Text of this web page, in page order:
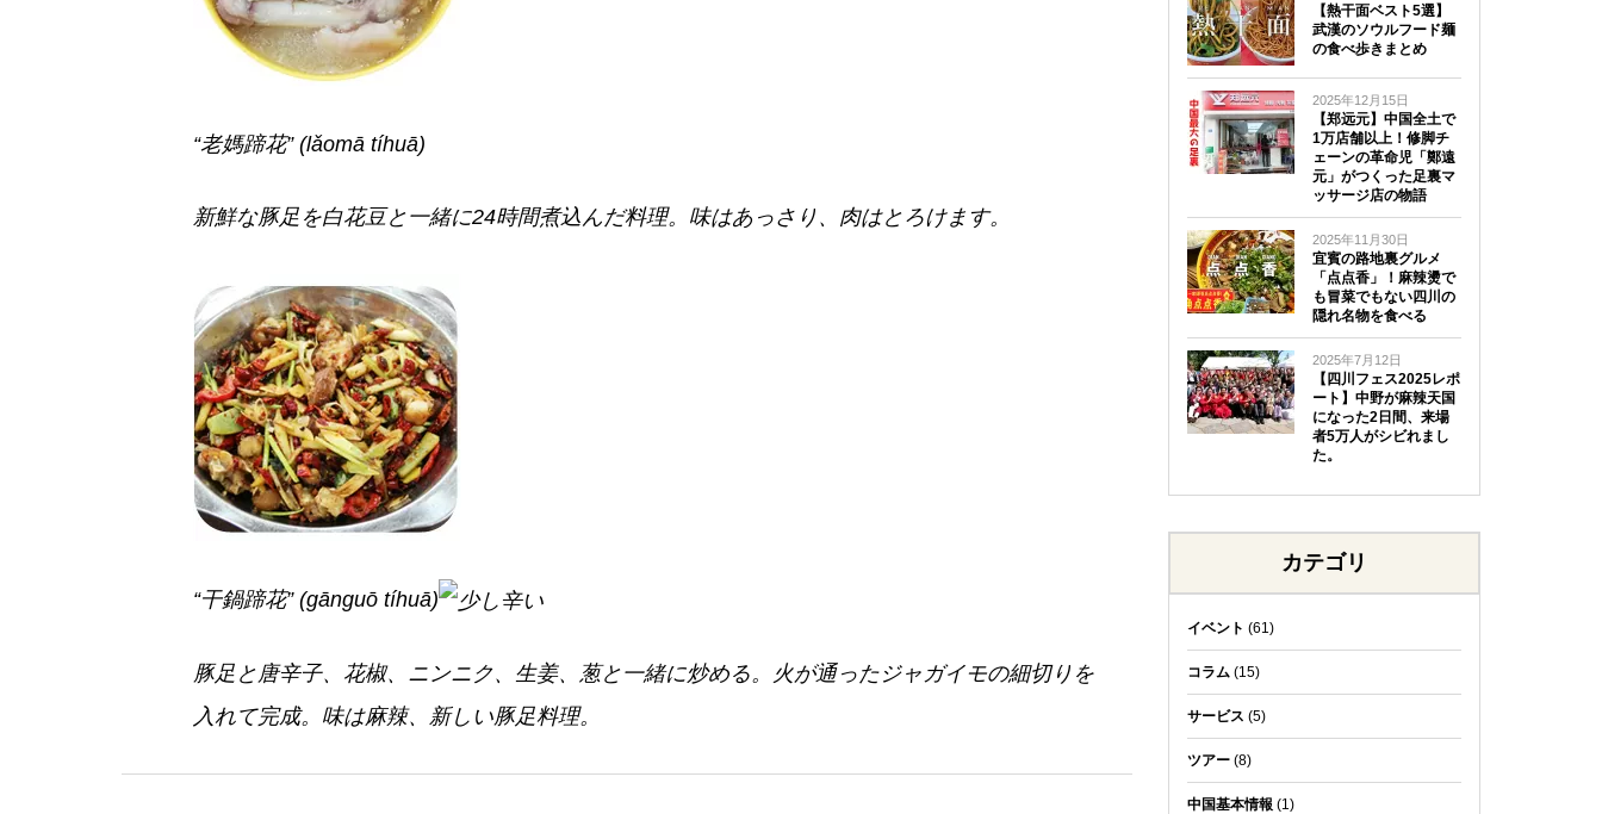
“老媽蹄花” (lǎomā tíhuā)
新鮮な豚足を白花豆と一緒に24時間煮込んだ料理。味はあっさり、肉はとろけます。
“干鍋蹄花” (gānguō tíhuā)
豚足と唐辛子、花椒、ニンニク、生姜、葱と一緒に炒める。火が通ったジャガイモの細切りを
入れて完成。味は麻辣、新しい豚足料理。
【熱干面ベスト5選】
武漢のソウルフード麺
の食べ歩きまとめ
2025年12月15日
【郑远元】中国全土で
1万店舗以上！修脚チ
ェーンの革命児「鄭遠
元」がつくった足裏マ
ッサージ店の物語
2025年11月30日
宜賓の路地裏グルメ
「点点香」！麻辣燙で
も冒菜でもない四川の
隠れ名物を食べる
2025年7月12日
【四川フェス2025レポ
ート】中野が麻辣天国
になった2日間、来場
者5万人がシビれまし
た。
カテゴリ
イベント (61)
コラム(15)
サービス (5)
ツアー(8)
中国基本情報 (1)